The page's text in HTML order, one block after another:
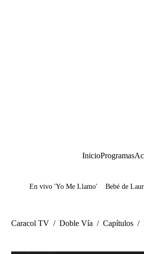
InicioProgramas
Juegos
En vivo 'Yo Me Llamo' Bebé de
Caracol TV / Doble Vía / Capítulos /